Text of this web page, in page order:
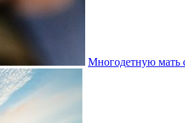
Многодетную мать